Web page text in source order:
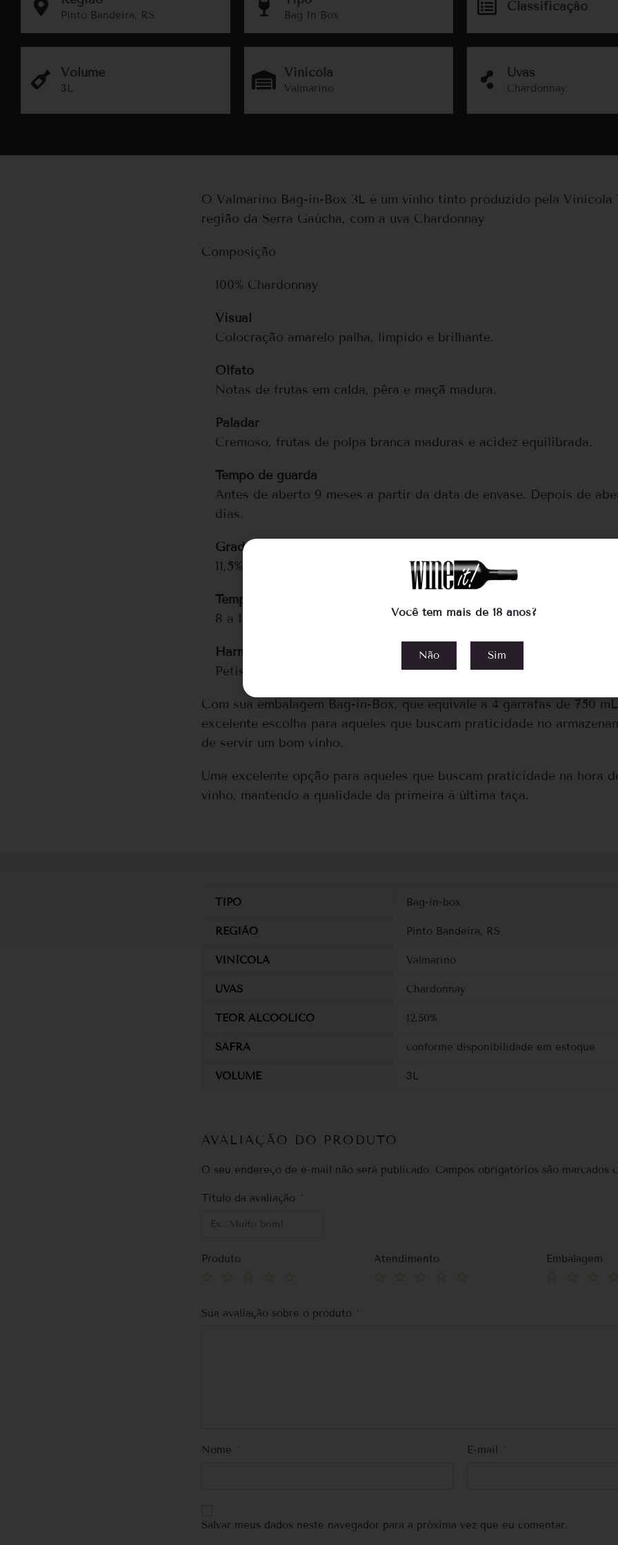
Pinto Bandeira, RS Bag In Box
Classificação
Volume
3L
Vinicola
Valmarino
Uvas
Chardonnay
O Valmarino Bag-in-Box 3L é um vinho tinto produzido pela Vinícola
região da Serra Gaúcha, com a uva Chardonnay
Composição
100% Chardonnay
Visual
Colocração amarelo palha, límpido e brilhante.
Olfato
Notas de frutas em calda, pêra e maçã madura.
Paladar
Cremoso, frutas de polpa branca maduras e acidez equilibrada.
Tempo de guarda
Antes de aberto 9 meses a partir da data de envase. Depois de
dias.
Graduação alcoólica
11,5% Vol.
Temperatura de serviço
8 a 13º C
Harmonizações
Petiscos, peixe frito, massa com molho branco e entradas.
Com sua embalagem Bag-in-Box, que equivale a 4 garrafas de 750
excelente escolha para aqueles que buscam praticidade no
de servir um bom vinho.
Uma excelente opção para aqueles que buscam praticidade na hora
vinho, mantendo a qualidade da primeira à última taça.
TIPO Bag-in-box
REGIÃO Pinto Bandeira, RS
VINÍCOLA Valmarino
UVAS Chardonnay
TEOR ALCOOLICO 12,50%
SAFRA conforme disponibilidade em estoque
VOLUME 3L
AVALIAÇÃO DO PRODUTO
O seu endereço de e-mail não será publicado. Campos obrigatórios são marcados
Título da avaliação *
Produto Atendimento Embalagem
Sua avaliação sobre o produto *
Nome * E-mail *
Salvar meus dados neste navegador para a próxima vez que eu comentar.
Você tem mais de 18 anos?
Não Sim